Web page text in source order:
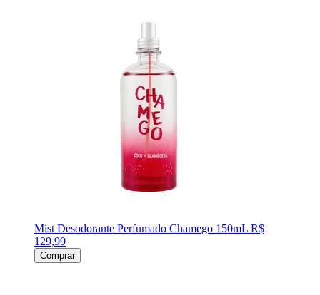
Mist Desodorante Perfumado Chamego 150mL R$
129,99
Comprar